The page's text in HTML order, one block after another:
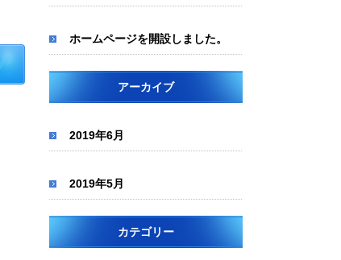
ホームページを開設しました。
アーカイブ
2019年6月
2019年5月
カテゴリー